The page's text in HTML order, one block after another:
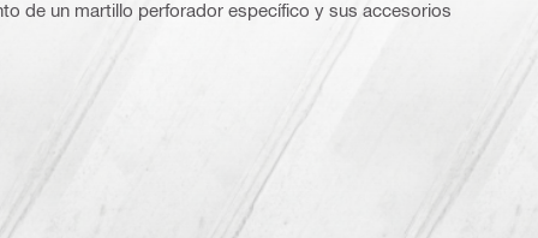
de un martillo perforador específico y sus accesorios